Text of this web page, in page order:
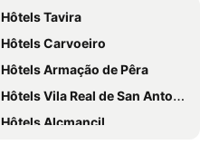
Hôtels Grisons
Hôtels Ligurie
Hôtels Tyrol
Hôtels Lake Constance
Hôtels Vorarlberg
Hôtels Tavira
Hôtels Carvoeiro
Hôtels Armação de Pêra
Hôtels Vila Real de San Antonio
Hôtels Alcmancil